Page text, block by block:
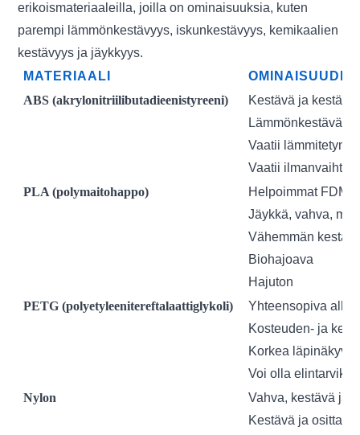
erikoismateriaaleilla, joilla on ominaisuuksia, kuten
parempi lämmönkestävyys, iskunkestävyys, kemikaalien
kestävyys ja jäykkyys.
MATERIAALI
OMINAISUUDET
ABS (akrylonitriilibutadieenistyreeni)
Kestävä ja kestävä
Lämmönkestävä
Vaatii lämmitetyn
Vaatii ilmanvaihtoa
PLA (polymaitohappo)
Helpoimmat FDM-
Jäykkä, vahva,
Vähemmän
Biohajoava
Hajuton
PETG (polyetyleenitereftalaattiglykoli)
Yhteensopiva
Kosteuden- ja
Korkea
Voi olla
Nylon
Vahva, kestävä ja
Kestävä ja osittain